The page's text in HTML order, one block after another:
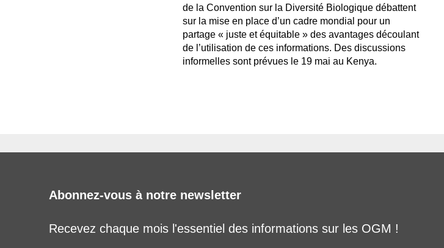
de la Convention sur la Diversité Biologique débattent
sur la mise en place d’un cadre mondial pour un
partage « juste et équitable » des avantages découlant
de l’utilisation de ces informations. Des discussions
informelles sont prévues le 19 mai au Kenya.
Abonnez-vous à notre newsletter
Recevez chaque mois l'essentiel des informations sur les OGM !